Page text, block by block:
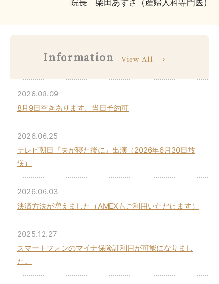
院長 柴田あずさ（産婦人科専門医）
Information View All
2026.08.09
8月9日空きあります。当日予約可
2026.06.25
テレビ朝日『夫が寝た後に』出演（2026年6月30日放
送）
2026.06.03
決済方法が増えました（AMEXもご利用いただけます）
2025.12.27
スマートフォンのマイナ保険証利用が可能になりまし
た。